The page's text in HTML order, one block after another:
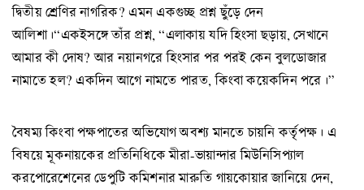
দ্বিতীয় শ্রেণির নাগরিক? এমন একগুচ্ছ প্রশ্ন ছুঁড়ে দেন
আলিশা।“একইসঙ্গে তাঁর প্রশ্ন, “এলাকায় যদি হিংসা ছড়ায়, সেখানে
আমার কী দোষ? আর নয়ানগরে হিংসার পর পরই কেন বুলডোজার
নামাতে হল? একদিন আগে নামতে পারত, কিংবা কয়েকদিন পরে।”
বৈষম্য কিংবা পক্ষপাতের অভিযোগ অবশ্য মানতে চায়নি কর্তৃপক্ষ। এ
বিষয়ে মূকনায়কের প্রতিনিধিকে মীরা-ভায়ান্দার মিউনিসিপ্যাল
করপোরেশেনের ডেপুটি কমিশনার মারুতি গায়কোয়ার জানিয়ে দেন,